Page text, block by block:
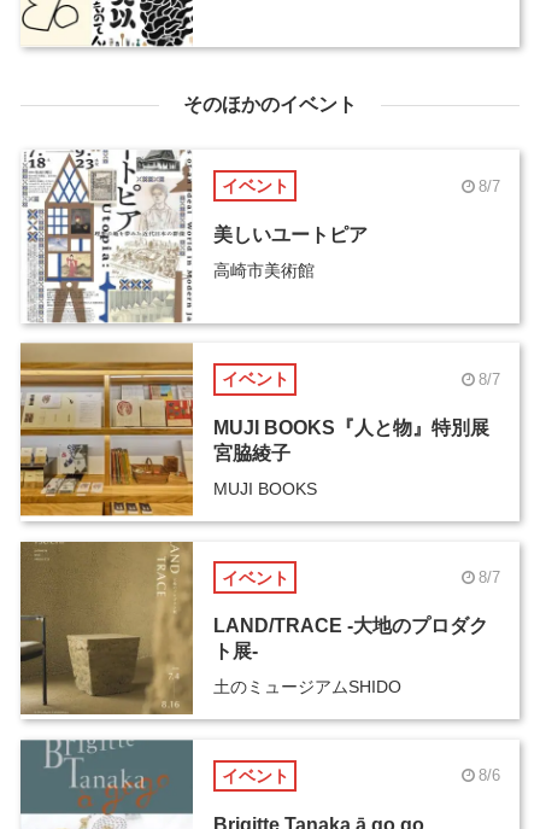
そのほかのイベント
イベント 8/7
美しいユートピア
高崎市美術館
イベント 8/7
MUJI BOOKS『人と物』特別展
宮脇綾子
MUJI BOOKS
イベント 8/7
LAND/TRACE -大地のプロダク
ト展-
土のミュージアムSHIDO
イベント 8/6
Brigitte Tanaka ā go go